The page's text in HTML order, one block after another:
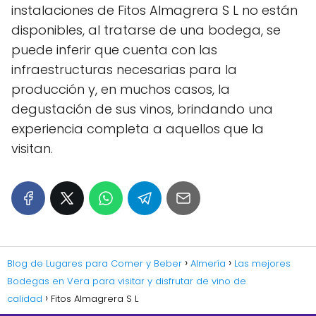
instalaciones de Fitos Almagrera S L no están
disponibles, al tratarse de una bodega, se
puede inferir que cuenta con las
infraestructuras necesarias para la
producción y, en muchos casos, la
degustación de sus vinos, brindando una
experiencia completa a aquellos que la
visitan.
Blog de Lugares para Comer y Beber Almería
Las mejores
Bodegas en Vera para visitar y disfrutar de vino de
calidad
Fitos Almagrera S L